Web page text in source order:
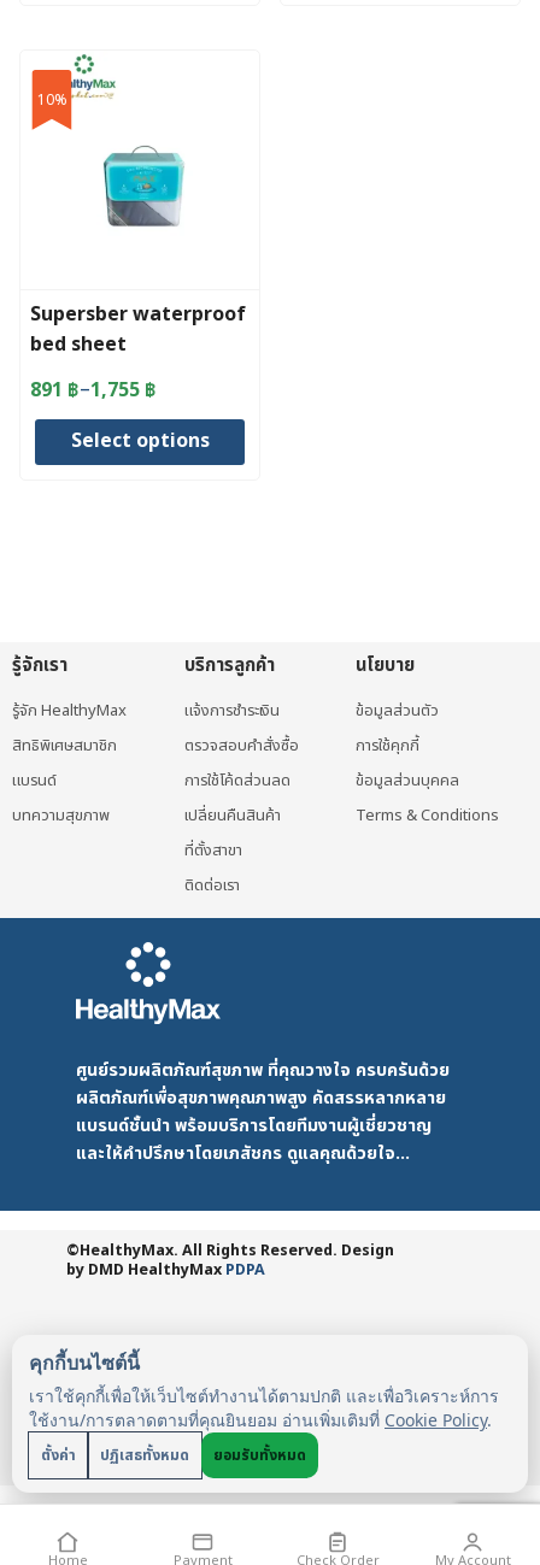
10%
Supersber waterproof
bed sheet
891 ฿–1,755 ฿
Price
range:
891 ฿
Select options
options
may
be
on
the
คุกกี้บนไซต์นี้
เราใช้คุกกี้เพื่อให้เว็บไซต์ทำงานได้ตามปกติ และเพื่อวิเคราะห์การ
ใช้งาน/การตลาดตามที่คุณยินยอม อ่านเพิ่มเติมที่ Cookie Policy.
ตั้งค่า ปฏิเสธทั้งหมด ยอมรับทั้งหมด
รู้จักเรา
รู้จัก HealthyMax
สิทธิพิเศษสมาชิก
แบรนด์
บทความสุขภาพ
บริการลูกค้า
แจ้งการชำระเงิน
ตรวจสอบคำสั่งซื้อ
การใช้โค้ดส่วนลด
เปลี่ยนคืนสินค้า
ที่ตั้งสาขา
ติดต่อเรา
นโยบาย
ข้อมูลส่วนตัว
การใช้คุกกี้
ข้อมูลส่วนบุคคล
Terms & Conditions
ศูนย์รวมผลิตภัณฑ์สุขภาพ ที่คุณวางใจ ครบครันด้วย
ผลิตภัณฑ์เพื่อสุขภาพคุณภาพสูง คัดสรรหลากหลาย
แบรนด์ชั้นนำ พร้อมบริการโดยทีมงานผู้เชี่ยวชาญ
และให้คำปรึกษาโดยเภสัชกร ดูแลคุณด้วยใจ...
©HealthyMax. All Rights Reserved. Design
by DMD HealthyMax PDPA
Home Payment Check Order My Account